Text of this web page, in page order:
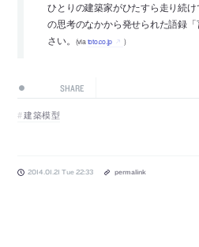
ひとりの建築家がひたすら走り続
の思考のなかから発せられた語録
さい。
(viatoto.co.jp )
SHARE
建築模型
2014.01.21 Tue 22:33 permalink